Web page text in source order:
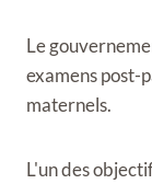
Le
examens post-
maternels.
L'un des